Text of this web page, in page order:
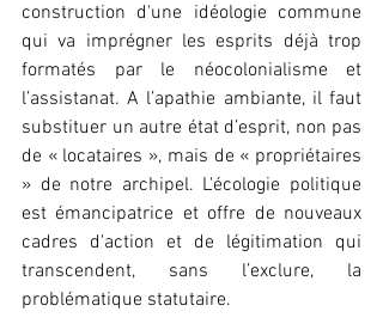
construction d'une idéologie commune
qui va imprégner les esprits déjà trop
formatés par le néocolonialisme et
l’assistanat. A l’apathie ambiante, il faut
substituer un autre état d’esprit, non pas
de « locataires », mais de « propriétaires
» de notre archipel. L'écologie politique
est émancipatrice et offre de nouveaux
cadres d'action et de légitimation qui
transcendent, sans l’exclure, la
problématique statutaire.